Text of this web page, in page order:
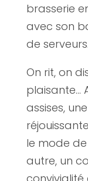
brasserie
avec son
de serveurs.
On rit, on
plaisante…
assises,
le mode
autre, un